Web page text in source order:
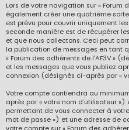
Lors de votre navigation sur « Forum
également créer une quatrième
est prévu pour couvrir uniquement
seconde manière est de récupérer
et que nous collectons. Ceci peut
la publication de messages en tant
« Forum des adhérents de l'AF3V »
et les messages que vous publiez
connexion (désignés ci-après par «
Votre compte contiendra au
après par « votre nom d’utilisateur
permettant de vous connecter à
mot de passe ») et une adresse de